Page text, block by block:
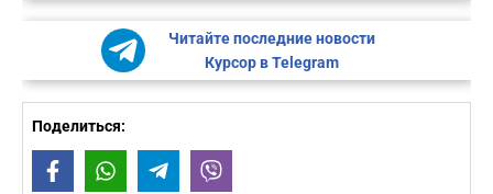
Читайте последние новости
Курсор в Telegram
Поделиться:
FacebookWhatsAppTelegram